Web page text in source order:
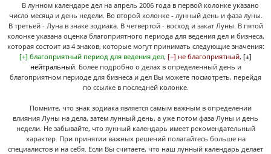
В лунном календаре дел на апрель 2006 года в первой колонке указано
число месяца и день недели. Во второй колонке - лунный день и фаза луны.
В третьей - Луна в знаке зодиака. В четвертой - восход и закат Луны. В пятой
колонке указана оценка благоприятного периода для ведения дел и бизнеса,
которая состоит из 4 знаков, которые могут принимать следующие значения:
[+] благоприятный период для ведения дел, [−] не благоприятный, [±]
нейтральный. Более подробно о делах в определенный день и
благоприятном периоде для бизнеса и дел Вы можете посмотреть, перейдя
по ссылке в последней колонке.
Помните, что знак зодиака является самым важным в определении
влияния Луны на дела, затем лунный день, а уже потом фаза Луны и день
недели. Не забывайте, что лунный календарь имеет рекомендательный
характер. При принятии важных решений полагайтесь больше на
специалистов и на себя. Если Вы считаете, что наш лунный календарь делает